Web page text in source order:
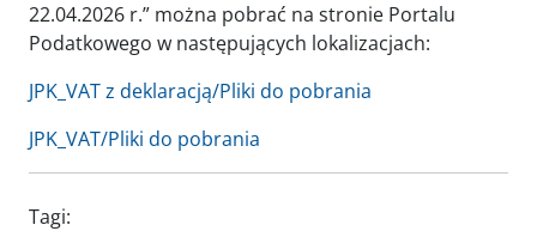
22.04.2026 r.” można pobrać na stronie Portalu
Podatkowego w następujących lokalizacjach:
JPK_VAT z deklaracją/Pliki do pobrania
JPK_VAT/Pliki do pobrania
Tagi: